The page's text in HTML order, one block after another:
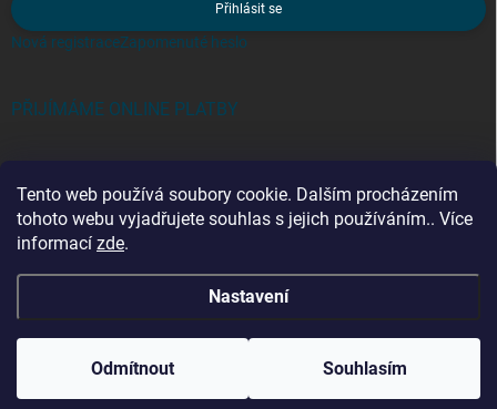
Tento web používá soubory cookie. Dalším procházením
tohoto webu vyjadřujete souhlas s jejich používáním.. Více
informací zde.
Nastavení
Odmítnout Souhlasím
Přihlásit se
Nová registraceZapomenuté heslo
PŘIJÍMÁME ONLINE PLATBY
Kategorie
Vytvořil Shoptet
Copyright 2026zebriky-tmt.cz . Všechna práva vyhrazena.